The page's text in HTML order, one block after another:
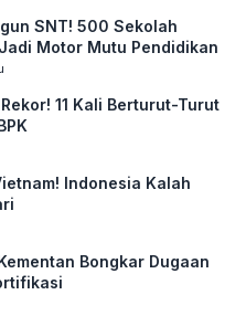
SNT! 500 Sekolah
Motor Mutu Pendidikan
11 Kali Berturut-Turut
Indonesia Kalah
Bongkar Dugaan